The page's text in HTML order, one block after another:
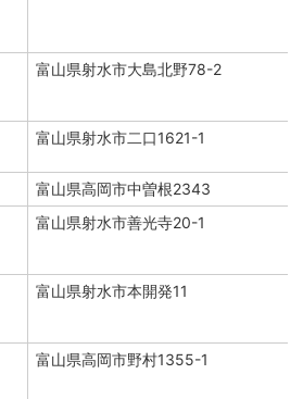
富山県射水市大島北野78-2
富山県射水市二口1621-1
富山県高岡市中曽根2343
富山県射水市善光寺20-1
富山県射水市本開発11
富山県高岡市野村1355-1